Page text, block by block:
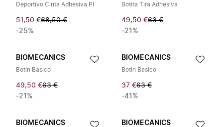
Deportivo Cinta Adhesiva PI
51,50 €68,50 €
-25%
Botita Tira Adhesiva
49,50 €63 €
-21%
BIOMECANICS
Botin Basico
49,50 €63 €
-21%
BIOMECANICS
Botin Basico
37 €63 €
-41%
BIOMECANICS BIOMECANICS